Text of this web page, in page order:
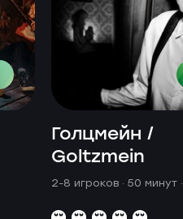
Голцмейн /
Goltzmein
2-8 игроков · 50 минут